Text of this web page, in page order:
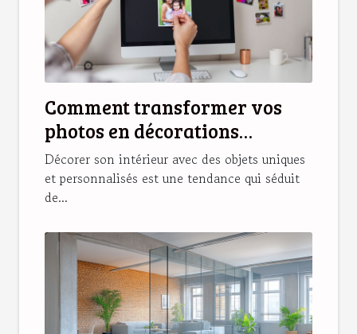
Comment transformer vos
photos en décorations
magnétiques originales ?
Décorer son intérieur avec des objets uniques
et personnalisés est une tendance qui séduit
de...